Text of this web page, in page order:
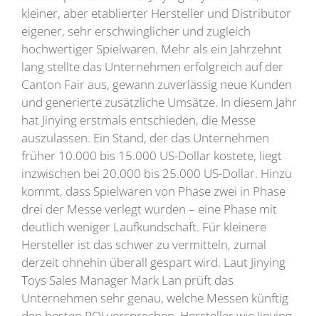
kleiner, aber etablierter Hersteller und Distributor
eigener, sehr erschwinglicher und zugleich
hochwertiger Spielwaren. Mehr als ein Jahrzehnt
lang stellte das Unternehmen erfolgreich auf der
Canton Fair aus, gewann zuverlässig neue Kunden
und generierte zusätzliche Umsätze. In diesem Jahr
hat Jinying erstmals entschieden, die Messe
auszulassen. Ein Stand, der das Unternehmen
früher 10.000 bis 15.000 US-Dollar kostete, liegt
inzwischen bei 20.000 bis 25.000 US-Dollar. Hinzu
kommt, dass Spielwaren von Phase zwei in Phase
drei der Messe verlegt wurden – eine Phase mit
deutlich weniger Laufkundschaft. Für kleinere
Hersteller ist das schwer zu vermitteln, zumal
derzeit ohnehin überall gespart wird. Laut Jinying
Toys Sales Manager Mark Lan prüft das
Unternehmen sehr genau, welche Messen künftig